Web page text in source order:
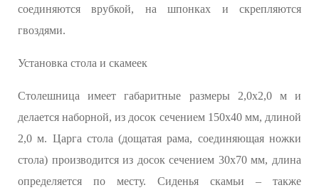
соединяются врубкой, на шпонках и скрепляются
гвоздями.
Установка стола и скамеек
Столешница имеет габаритные размеры 2,0х2,0 м и
делается наборной, из досок сечением 150х40 мм, длиной
2,0 м. Царга стола (дощатая рама, соединяющая ножки
стола) производится из досок сечением 30х70 мм, длина
определяется по месту. Сиденья скамьи – также